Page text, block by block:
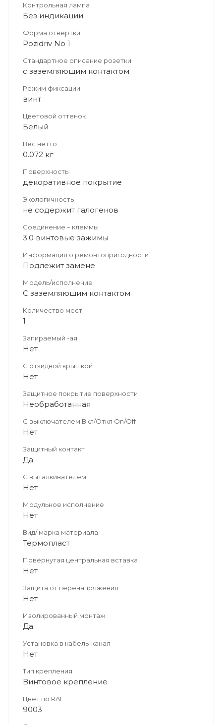
Контрольная лампа
Без индикации
Форма отвертки
Pozidriv No 1
Стандартное описание розетки
с заземляющим контактом
Режим фиксации
винт
Цветовой оттенок
Белый
Вес нетто
0.072 кг
Поверхность
декоративное покрытие
Экологичность
не содержит галогенов
Соединение – клеммы
3.0 винтовые зажимы
Информация о ремонтопригодности
Подлежит замене
Модель/исполнение
С заземляющим контактом
Количество мест
1
Запираемый -ая
Нет
С откидной крышкой
Нет
Защитное покрытие поверхности
Необработанная
С выключателем Вкл/Откл On/Off
Нет
Защитный контакт
Да
С выталкивателем
Нет
Модульное исполнение
Нет
Вид/ марка материала
Термопласт
Повёрнутая центральная вставка
Нет
Защита от перенапряжения
Нет
Изолированный монтаж
Да
Установка в кабель-канал
Нет
Тип крепления
Винтовое крепление
Цвет по RAL
9003